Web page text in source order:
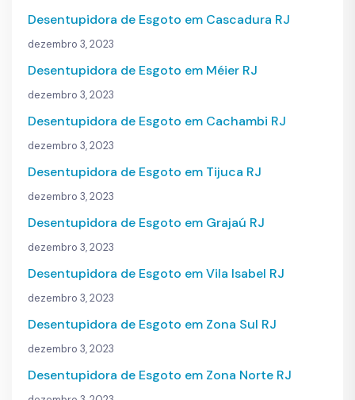
Desentupidora de Esgoto em Cascadura RJ
dezembro 3, 2023
Desentupidora de Esgoto em Méier RJ
dezembro 3, 2023
Desentupidora de Esgoto em Cachambi RJ
dezembro 3, 2023
Desentupidora de Esgoto em Tijuca RJ
dezembro 3, 2023
Desentupidora de Esgoto em Grajaú RJ
dezembro 3, 2023
Desentupidora de Esgoto em Vila Isabel RJ
dezembro 3, 2023
Desentupidora de Esgoto em Zona Sul RJ
dezembro 3, 2023
Desentupidora de Esgoto em Zona Norte RJ